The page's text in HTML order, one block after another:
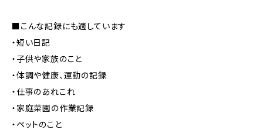
■こんな記録にも適しています
・短い日記
・子供や家族のこと
・体調や健康、運動の記録
・仕事のあれこれ
・家庭菜園の作業記録
・ペットのこと